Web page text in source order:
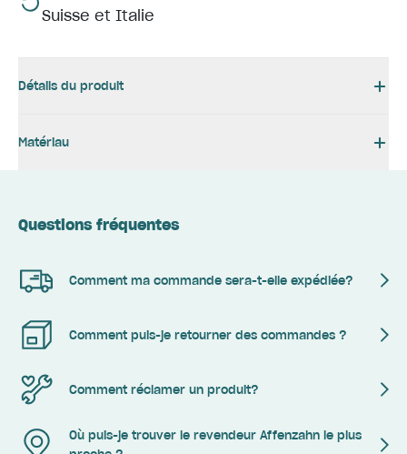
Suisse et Italie
Détails du produit
Matériau
Questions fréquentes
Comment ma commande sera-t-elle expédiée?
Comment puis-je retourner des commandes ?
Comment réclamer un produit?
Où puis-je trouver le revendeur Affenzahn le plus